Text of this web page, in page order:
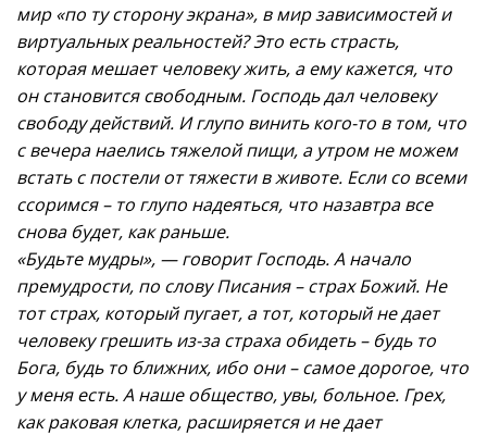
мир «по ту сторону экрана», в мир зависимостей и
виртуальных реальностей? Это есть страсть,
которая мешает человеку жить, а ему кажется, что
он становится свободным. Господь дал человеку
свободу действий. И глупо винить кого-то в том, что
с вечера наелись тяжелой пищи, а утром не можем
встать с постели от тяжести в животе. Если со всеми
ссоримся – то глупо надеяться, что назавтра все
снова будет, как раньше.
«Будьте мудры», — говорит Господь. А начало
премудрости, по слову Писания – страх Божий. Не
тот страх, который пугает, а тот, который не дает
человеку грешить из-за страха обидеть – будь то
Бога, будь то ближних, ибо они – самое дорогое, что
у меня есть. А наше общество, увы, больное. Грех,
как раковая клетка, расширяется и не дает